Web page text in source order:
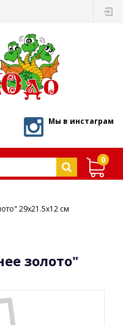
Мы в инстаграм
0
29х21.5х12 см
золото"